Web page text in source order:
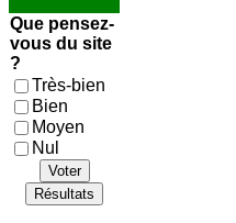
Que pensez-
vous du site
?
Très-bien
Bien
Moyen
Nul
Voter
Résultats